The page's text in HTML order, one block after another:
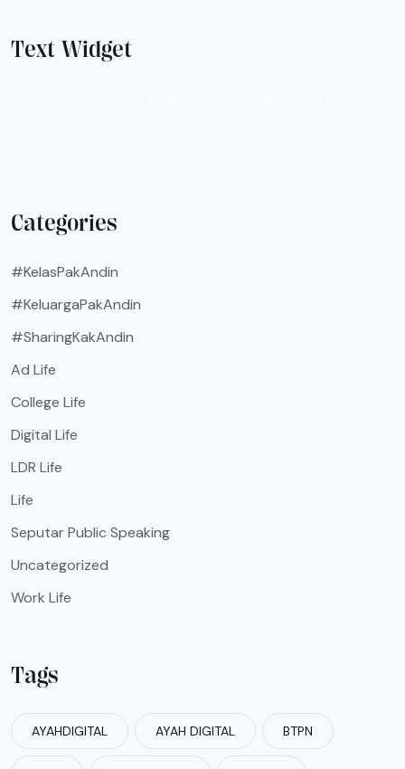
Text Widget
Categories
#KelasPakAndin
#KeluargaPakAndin
#SharingKakAndin
Ad Life
College Life
Digital Life
LDR Life
Life
Seputar Public Speaking
Uncategorized
Work Life
Tags
AYAHDIGITAL AYAH DIGITAL BTPN